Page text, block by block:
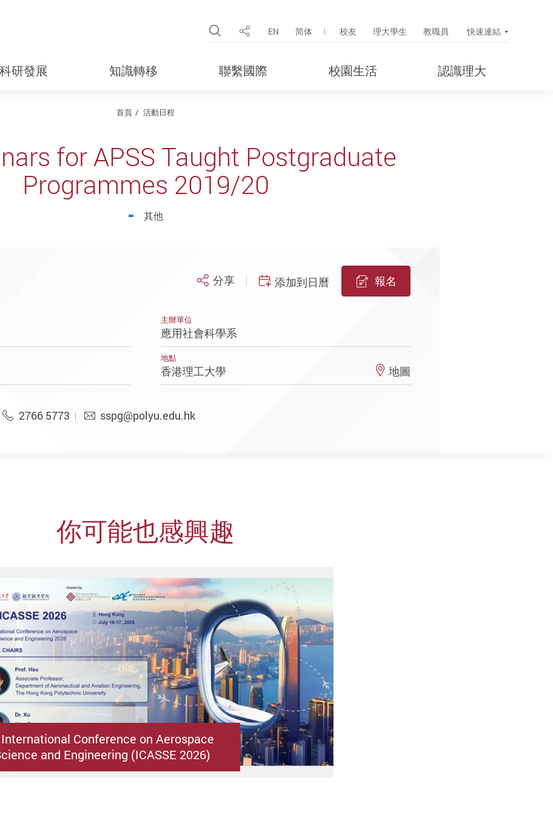
Open Site Search Popup
分享 EN 简体 校友 理大學生 教職員 快速連結
科研發展 知識轉移 聯繫國際 校園生活 認識理大
首頁 活動日程
for APSS Taught Postgraduate
Programmes 2019/20
其他
分享 添加到日曆 報名
主辦單位
應用社會科學系
地點
香港理工大學 地圖
2766 5773 sspg@polyu.edu.hk
你可能也感興趣
Conference on Aerospace
and Engineering (ICASSE 2026)